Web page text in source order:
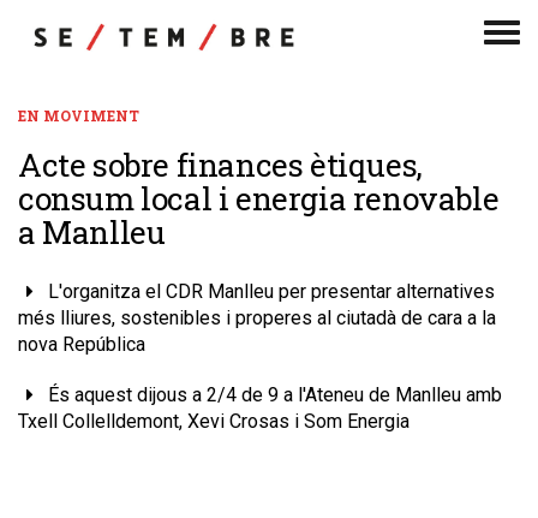
EN MOVIMENT
Acte sobre finances ètiques,
consum local i energia renovable
a Manlleu
L'organitza el CDR Manlleu per presentar alternatives
més lliures, sostenibles i properes al ciutadà de cara a la
nova República
És aquest dijous a 2/4 de 9 a l'Ateneu de Manlleu amb
Txell Collelldemont, Xevi Crosas i Som Energia